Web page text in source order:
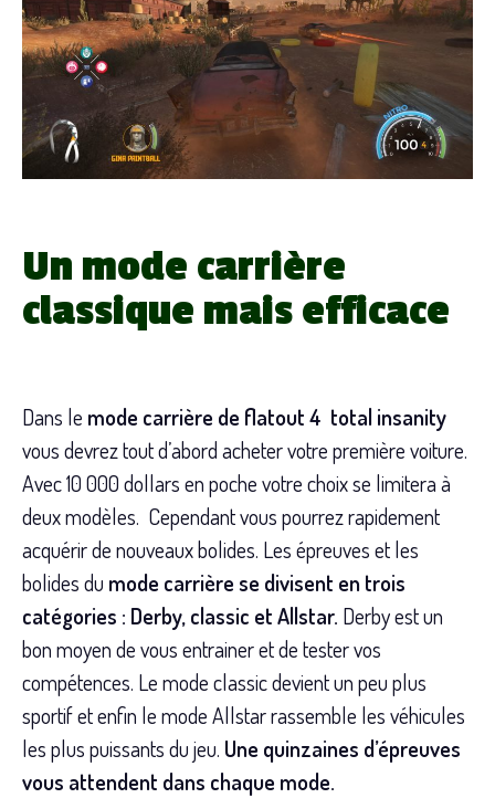
Un mode carrière
classique mais efficace
Dans le mode carrière de flatout 4 total insanity
vous devrez tout d’abord acheter votre première voiture.
Avec 10 000 dollars en poche votre choix se limitera à
deux modèles. Cependant vous pourrez rapidement
acquérir de nouveaux bolides. Les épreuves et les
bolides du mode carrière se divisent en trois
catégories : Derby, classic et Allstar. Derby est un
bon moyen de vous entrainer et de tester vos
compétences. Le mode classic devient un peu plus
sportif et enfin le mode Allstar rassemble les véhicules
les plus puissants du jeu. Une quinzaines d’épreuves
vous attendent dans chaque mode.